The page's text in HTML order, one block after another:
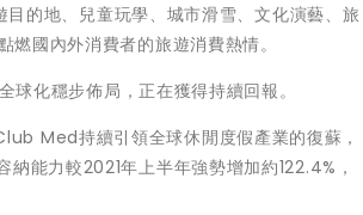
的地、兒童玩學、城市滑雪、文化演藝、旅
國內外消費者的旅遊消費熱情。
化穩步佈局，正在獲得持續回報。
Med持續引領全球休閒度假產業的復蘇，
能力較2021年上半年強勢增加約122.4%，